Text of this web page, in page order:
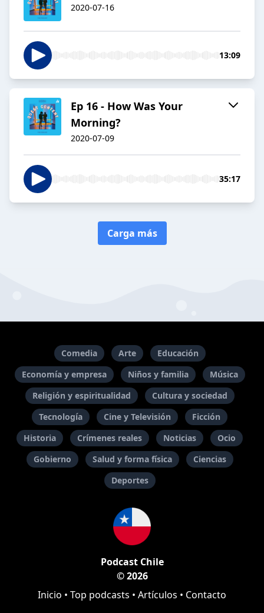
2020-07-16
13:09
Ep 16 - How Was Your
Morning?
2020-07-09
35:17
Carga más
Comedia Arte
Educación
Economía y empresa
Niños y familia
Música
Religión y espiritualidad
Cultura y sociedad
Tecnología
Cine y Televisión
Ficción
Historia
Crímenes reales Noticias
Ocio
Gobierno
Salud y forma física
Ciencias
Deportes
Podcast Chile
© 2026
Inicio • Top podcasts • Artículos • Contacto